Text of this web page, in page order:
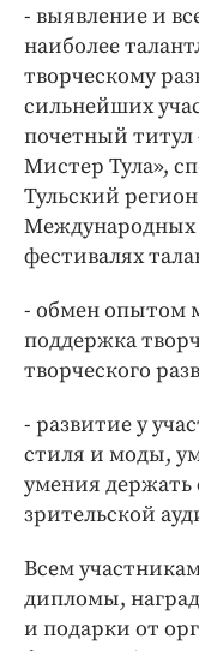
- выявление и
наиболее
творческому
сильнейших
почетный
Мистер Тула»,
Тульский
Международных
фестивалях
- обмен опытом
поддержка
творческого
- развитие у
стиля и моды,
умения держать
зрительской
Всем
дипломы,
и подарки от